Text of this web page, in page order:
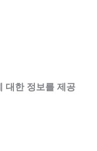
대한 정보를 제공